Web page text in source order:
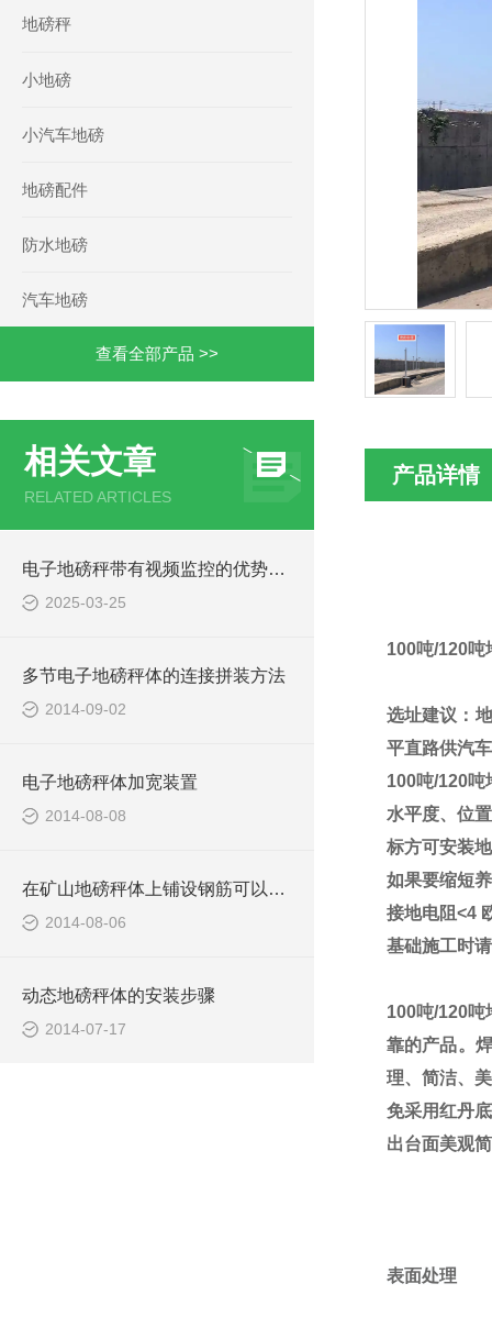
地磅秤
小地磅
小汽车地磅
地磅配件
防水地磅
汽车地磅
查看全部产品 >>
相关文章
RELATED ARTICLES
电子地磅秤带有视频监控的优势和重要性
2025-03-25
多节电子地磅秤体的连接拼装方法
2014-09-02
电子地磅秤体加宽装置
2014-08-08
在矿山地磅秤体上铺设钢筋可以防滑
2014-08-06
动态地磅秤体的安装步骤
2014-07-17
产品详情
100吨/120吨
选址建议：
平直路供汽
100吨/120吨
水平度、位
标方可安装
如果要缩短
接地电阻<4
基础施工时
100吨/120吨
靠的产品。
理、简洁、
免采用红丹
出台面美观
表面处理